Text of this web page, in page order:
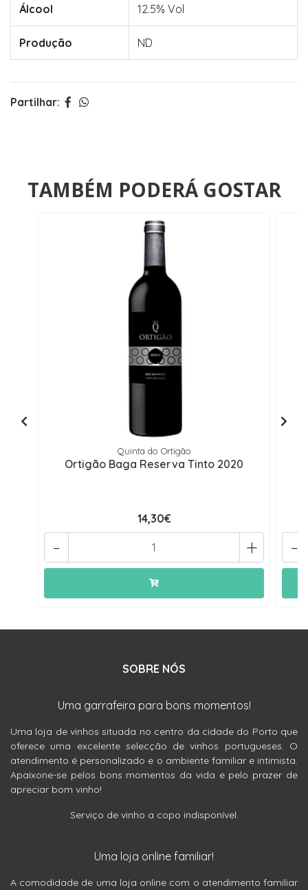
Álcool 12.5% Vol
Produção ND
Partilhar:
TAMBÉM PODERÁ GOSTAR
Quinta do Ortigão
Ortigão Baga Reserva Tinto 2020
14,30€
+
- -
SOBRE NÓS
Uma garrafeira para bons momentos!
Uma loja de vinhos situada no centro da cidade do Porto que
oferece uma excelente selecção de vinhos portugueses. O
atendimento é personalizado e o ambiente familiar e intimista.
Apaixone-se pelos bons momentos da vida e pelo prazer de
apreciar bom vinho!
Serviço de vinho a copo indisponível.
Uma loja online familiar!
A comodidade de uma loja online com o atendimento familiar